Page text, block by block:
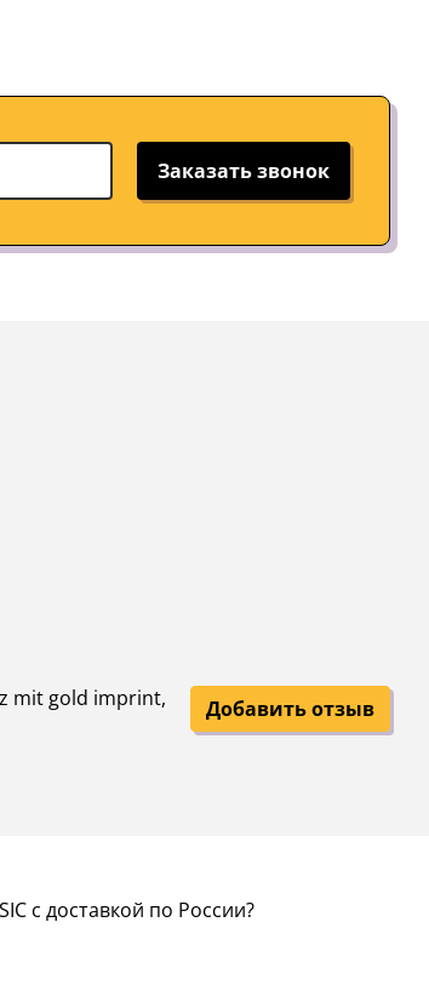
Заказать звонок
mit gold imprint,
Добавить отзыв
с доставкой по России?